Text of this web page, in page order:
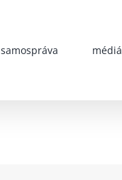
samospráva médiá